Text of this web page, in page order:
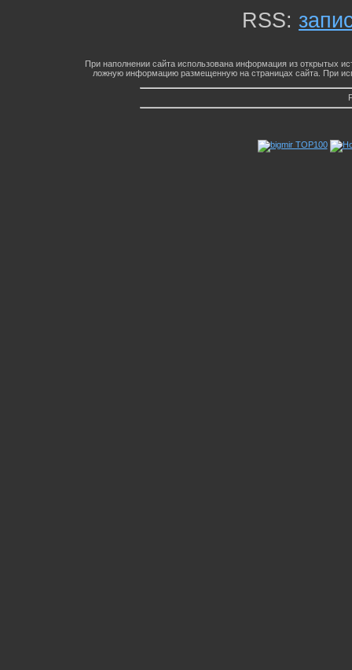
RSS:
При наполнении сайта использована информация из открытых
ложную информацию размещенную на страницах сайта. При